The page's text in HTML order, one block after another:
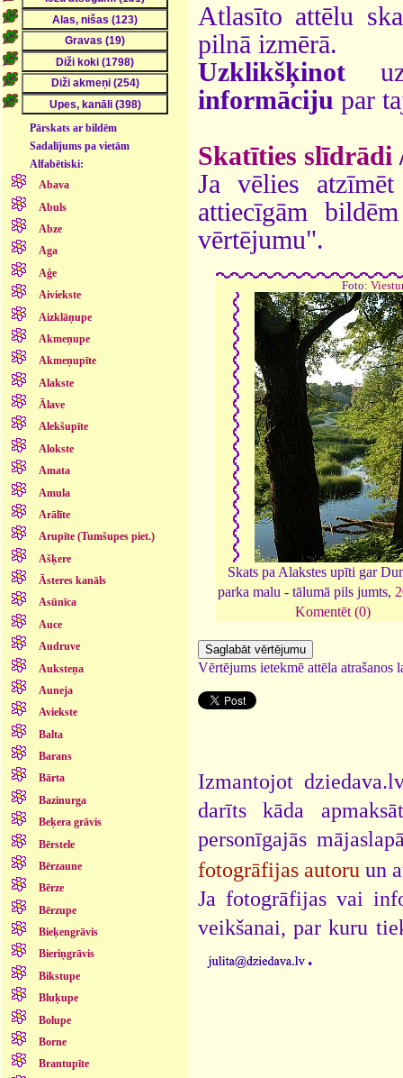
Pārskats ar bildēm
Sadalījums pa vietām
Alfabētiski:
Abava
Abuls
Abze
Aga
Aģe
Aiviekste
Aizklāņupe
Akmeņupe
Akmeņupīte
Alakste
Ālave
Alekšupīte
Alokste
Amata
Amula
Arālīte
Arupīte (Tumšupes piet.)
Ašķere
Āsteres kanāls
Asūnīca
Auce
Audruve
Auksteņa
Auneja
Aviekste
Balta
Barans
Bārta
Bazinurga
Beķera grāvis
Bērstele
Bērzaune
Bērze
Bērzupe
Bieķengrāvis
Bieriņgrāvis
Bikstupe
Bluķupe
Bolupe
Borne
Brantupīte
Atlasīto attēlu
pilnā izmērā.
Uzklikšķinot
informāciju par
Skatīties slīdrādi
Ja vēlies
attiecīgām
vērtējumu".
Foto:
Skats pa Alakstes upīti gar
parka malu - tālumā pils jumts,
Komentēt (0)
Vērtējums ietekmē attēla atrašanos
Izmantojot
darīts kāda
personīgajās
fotogrāfijas autoru un
Ja fotogrāfijas vai
veikšanai, par kuru
.